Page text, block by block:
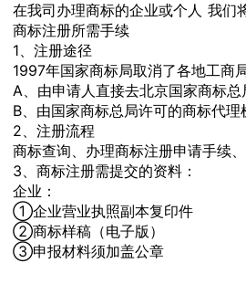
在我司办理商标的企业或个人 我们
商标注册所需手续
1、注册途径
1997年国家商标局取消了各地工商
A、由申请人直接去北京国家商标总
B、由国家商标总局许可的商标代理
2、注册流程
商标查询、 办理商标注册申请手续、
3、商标注册需提交的资料：
企业：
①企业营业执照副本复印件
②商标样稿（电子版）
③申报材料须加盖公章